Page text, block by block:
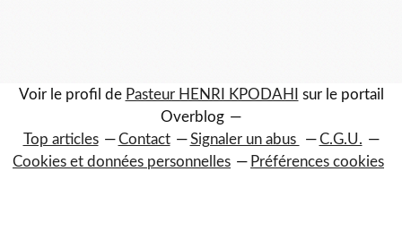
Voir le profil de Pasteur HENRI KPODAHI
sur le portail
Overblog
Top articles
Contact Signaler un abus
C.G.U.
Cookies et données personnelles
Préférences cookies